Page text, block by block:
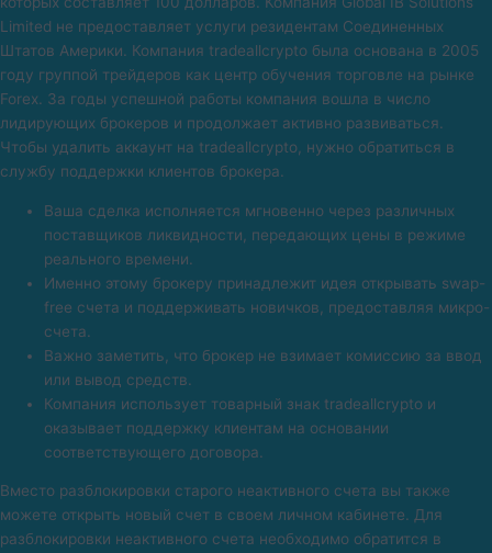
Limited не предоставляет услуги резидентам Соединенных
Штатов Америки. Компания tradeallcrypto была основана в 2005
году группой трейдеров как центр обучения торговле на рынке
Forex. За годы успешной работы компания вошла в число
лидирующих брокеров и продолжает активно развиваться.
Чтобы удалить аккаунт на tradeallcrypto, нужно обратиться в
службу поддержки клиентов брокера.
Ваша сделка исполняется мгновенно через различных
поставщиков ликвидности, передающих цены в режиме
реального времени.
Именно этому брокеру принадлежит идея открывать swap-
free счета и поддерживать новичков, предоставляя микро-
счета.
Важно заметить, что брокер не взимает комиссию за ввод
или вывод средств.
Компания использует товарный знак tradeallcrypto и
оказывает поддержку клиентам на основании
соответствующего договора.
Вместо разблокировки старого неактивного счета вы также
можете открыть новый счет в своем личном кабинете. Для
разблокировки неактивного счета необходимо обратится в